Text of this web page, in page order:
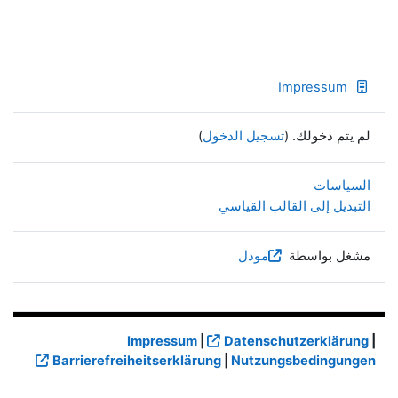
Impressum
لم يتم دخولك. (تسجيل الدخول)
السياسات
التبديل إلى القالب القياسي
مشغل بواسطة مودل
Impressum Datenschutzerklärung
Barrierefreiheitserklärung
Nutzungsbedingungen